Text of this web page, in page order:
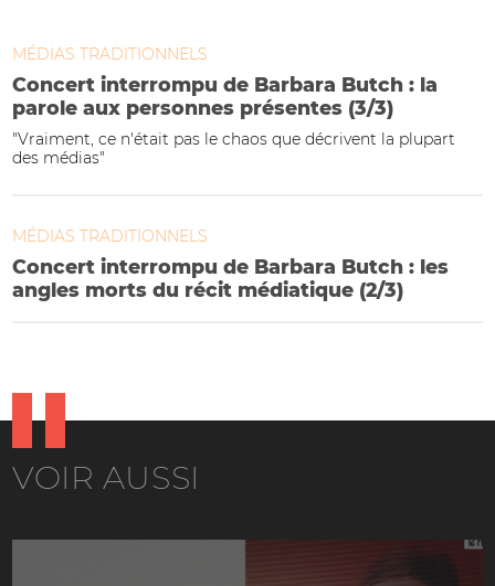
MÉDIAS TRADITIONNELS
Concert interrompu de Barbara Butch : la
parole aux personnes présentes (3/3)
"Vraiment, ce n'était pas le chaos que décrivent la plupart
des médias"
MÉDIAS TRADITIONNELS
Concert interrompu de Barbara Butch : les
angles morts du récit médiatique (2/3)
VOIR AUSSI